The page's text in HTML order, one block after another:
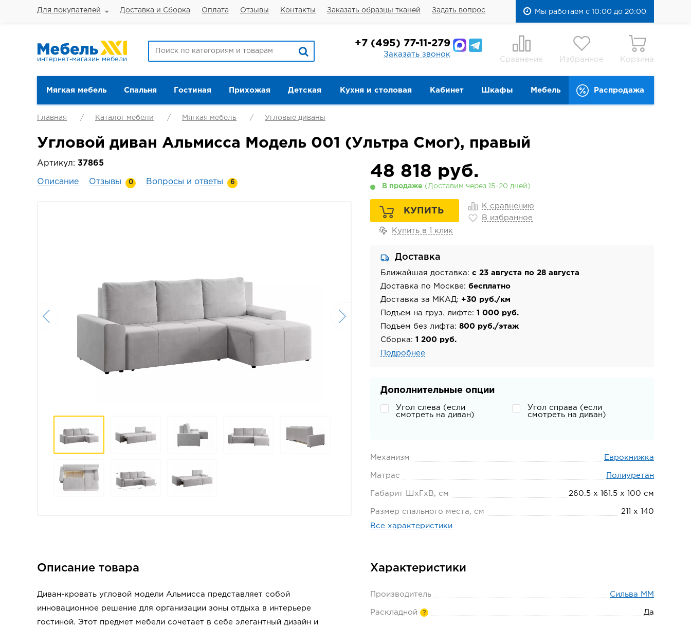
Для покупателей Доставка и Сборка Оплата Отзывы Контакты Заказать образцы тканей Задать вопрос Мы работаем с 10:00 до 20:00
интернет-магазин мебели
+7 (495) 77-11-279
Заказать звонок
Сравнение Избранное Корзина
Мягкая мебель Спальня Гостиная Прихожая Детская Кухня и столовая Кабинет Шкафы Мебель Распродажа
Главная Каталог мебели Мягкая мебель Угловые диваны
Угловой диван Альмисса Модель 001 (Ультра Смог), правый
Артикул: 37865
Описание Отзывы 0 Вопросы и ответы 6
48 818 руб.
В продаже (Доставим через 15-20 дней)
КУПИТЬ
К сравнению
В избранное
Купить в 1 клик
Доставка
Ближайшая доставка: с 23 августа по 28 августа
Доставка по Москве: бесплатно
Доставка за МКАД: +30 руб./км
Подъем на груз. лифте: 1 000 руб.
Подъем без лифта: 800 руб./этаж
Сборка: 1 200 руб.
Подробнее
Дополнительные опции
Угол слева (если
смотреть на диван)
Угол справа (если
смотреть на диван)
Механизм Еврокнижка
Матрас Полиуретан
Габарит ШхГхВ, см 260.5 х 161.5 х 100 см
Размер спального места, см 211 х 140
Все характеристики
Описание товара
Диван-кровать угловой модели Альмисса представляет собой
инновационное решение для организации зоны отдыха в интерьере
гостиной. Этот предмет мебели сочетает в себе элегантный дизайн и
Характеристики
Производитель Сильва ММ
Раскладной ? Да